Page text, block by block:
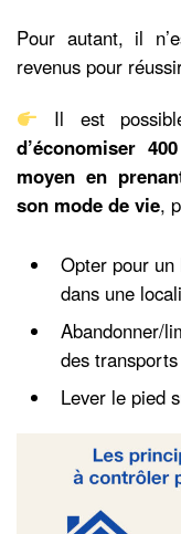
Pour autant, il
revenus pour
Il est
d’économiser
moyen en
son mode de vie,
Opter pour
dans une
Abandonner/
des
Lever le pied